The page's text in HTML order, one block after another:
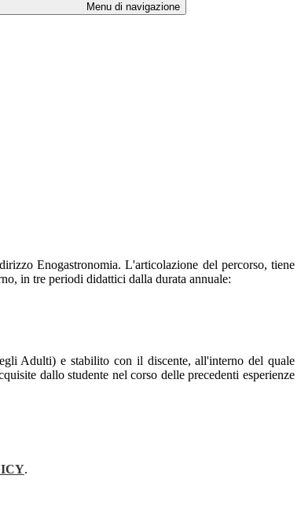
Menu di navigazione
Enogastronomia. L'articolazione del percorso, tiene
in tre periodi didattici dalla durata annuale:
Adulti) e stabilito con il discente, all'interno del quale
dallo studente nel corso delle precedenti esperienze
.